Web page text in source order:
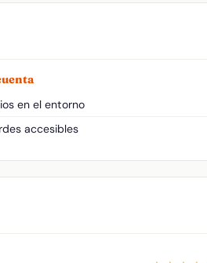
en el entorno
accesibles